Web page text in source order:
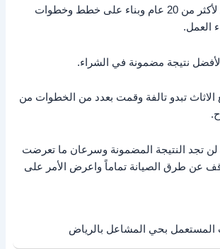
بناء على خبرة تصل لأكثر من 20 عام وبناء على خطط وخطوات
العمل.
نتيجة مضمونة في الشراء.
تبدو تالفة وقمت بعدد من الخطوات من
تجد النتيجة المضمونة وسرعان ما تعرضت
عن طرق الصيانة تماماً واعرض الأمر على
المستعمل بحي المشاعل بالرياض